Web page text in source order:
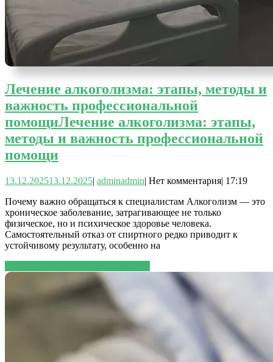
Лечение алкоголизма: этапы, методы и
важность профессиональной
помощиЛечение алкоголизма: этапы,
методы и важность профессиональной
помощи
13.12.202513.12.2025| adminadmin| Нет комментария| 17:19
Почему важно обращаться к специалистам Алкоголизм — это
хроническое заболевание, затрагивающее не только
физическое, но и психическое здоровье человека.
Самостоятельный отказ от спиртного редко приводит к
устойчивому результату, особенно на